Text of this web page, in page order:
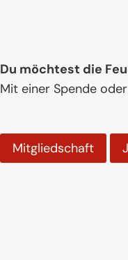
Du möchtest die
Mit einer Spende
Mitgliedschaft